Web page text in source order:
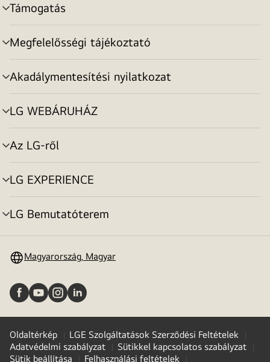
Támogatás
menu
toggle
Megfelelősségi tájékoztató
menu
toggle
Akadálymentesítési nyilatkozat
menu
toggle
LG WEBÁRUHÁZ
menu
toggle
Az LG-ről
menu
toggle
LG EXPERIENCE
menu
toggle
LG Bemutatóterem
menu
Magyarország, Magyar
Oldaltérkép
LGE Szolgáltatások Szerződési Feltételek
Adatvédelmi szabályzat
Sütikkel kapcsolatos szabályzat
Sütik beállítása
Felhasználási feltételek